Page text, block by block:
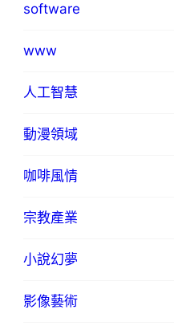
software
www
人工智慧
動漫領域
咖啡風情
宗教產業
小說幻夢
影像藝術